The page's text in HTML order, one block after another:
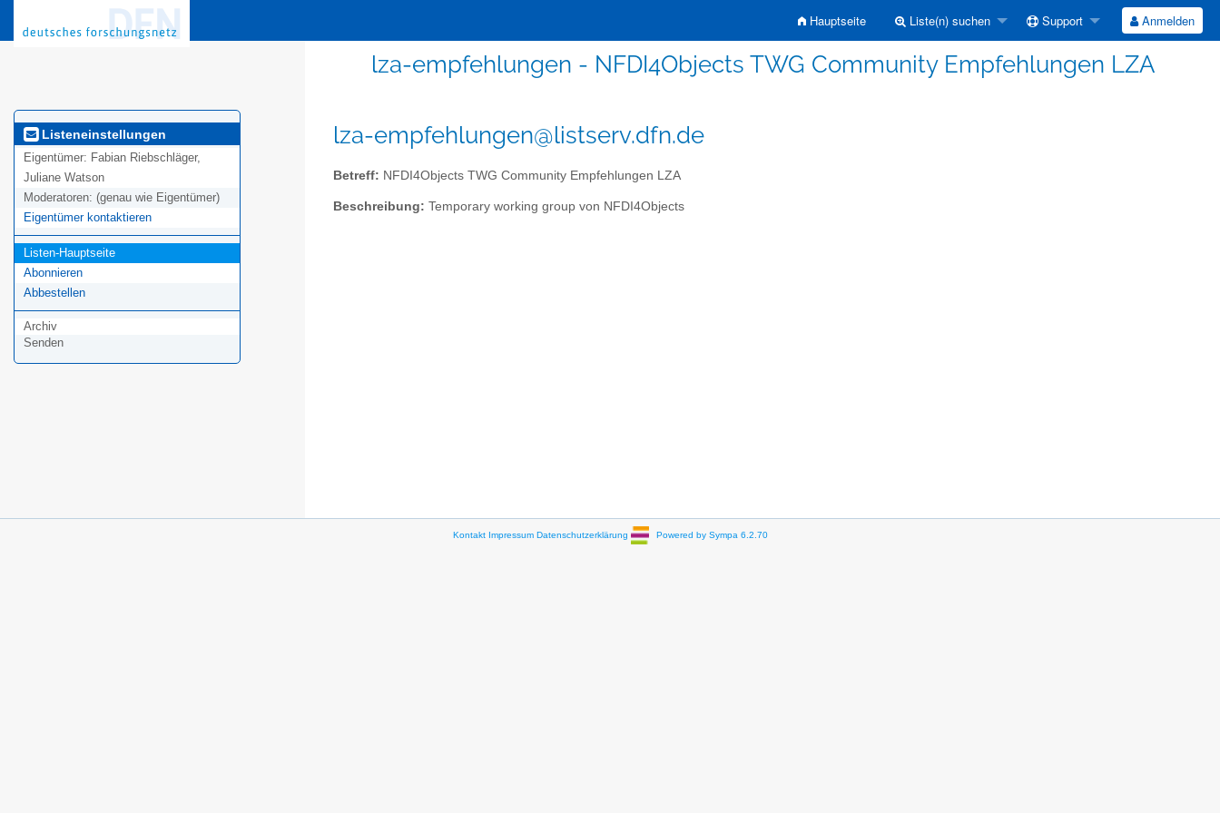
Hauptseite Liste(n) suchen Support Anmelden
lza-empfehlungen - NFDI4Objects TWG Community Empfehlungen LZA
Listeneinstellungen
Eigentümer: Fabian Riebschläger,
Juliane Watson
Moderatoren: (genau wie Eigentümer)
Eigentümer kontaktieren
Listen-Hauptseite
Abonnieren
Abbestellen
Archiv
Senden
lza-empfehlungen@listserv.dfn.de
Betreff: NFDI4Objects TWG Community Empfehlungen LZA
Beschreibung: Temporary working group von NFDI4Objects
Kontakt Impressum Datenschutzerklärung Powered by Sympa 6.2.70